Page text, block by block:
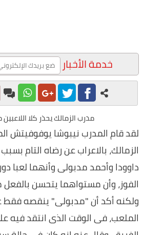
الفوبيا وحالات الفزع الشديد!
كتاب جديد للكاتب "محمد عبد المعز
الاجتماعي بعنوان "الإعلام العفوي"
محمد عبد المعز حميد يفوز بجائزة أفضل
طرق مربحة للعمل من المنزل
محمد رجب يبدع في مسلسل ضربة معلم
على غرار أحمد خالد توفيق.. محمود عوض
قرارات صارمة وغرامات كبيرة علي
صناعة العطور في المنزل
مراحل علاج إدمان الكحول
خدمة الأخبار
مدرب الزمالك يحذر كلا
لقد قام المدرب نيبوشا يوفوفيتش
الزمالك، بالاعراب عن رضاه التام
داوودا وأحمد مدبولى وأنهما لعبا
الفوز، وأن مستواهما يتحسن بالفعل
ولكنه أكد أن "مدبولى" ينقصه فقط
الملعب، فى الوقت الذى انتقد فيه